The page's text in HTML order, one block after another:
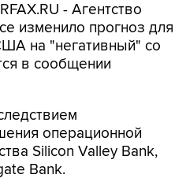
- Агентство
изменило прогноз для
на "негативный" со
в сообщении
операционной
Silicon Valley Bank,
Bank.